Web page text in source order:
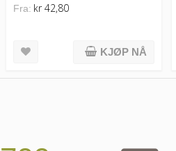
Fra: kr 42,80
KJØP NÅ